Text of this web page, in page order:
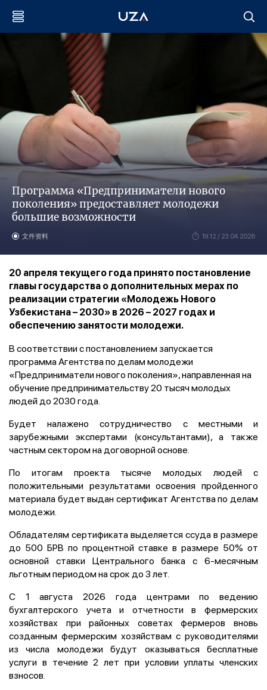
Программа «Предприниматели нового
поколения» предоставляет молодежи
большие возможности
文件资料 19:12 / 23.04.2026
20 апреля текущего года принято постановление
главы государства о дополнительных мерах по
реализации стратегии «Молодежь Нового
Узбекистана – 2030» в 2026 – 2027 годах и
обеспечению занятости молодежи.
В соответствии с постановлением запускается
программа Агентства по делам молодежи
«Предприниматели нового поколения», направленная на
обучение предпринимательству 20 тысяч молодых
людей до 2030 года.
Будет налажено сотрудничество с местными и
зарубежными экспертами (консультантами), а также
частным сектором на договорной основе.
По итогам проекта тысяче молодых людей с
положительными результатами освоения пройденного
материала будет выдан сертификат Агентства по делам
молодежи.
Обладателям сертификата выделяется ссуда в размере
до 500 БРВ по процентной ставке в размере 50% от
основной ставки Центрального банка с 6-месячным
льготным периодом на срок до 3 лет.
С 1 августа 2026 года центрами по ведению
бухгалтерского учета и отчетности в фермерских
хозяйствах при районных советах фермеров вновь
созданным фермерским хозяйствам с руководителями
из числа молодежи будут оказываться бесплатные
услуги в течение 2 лет при условии уплаты членских
взносов.